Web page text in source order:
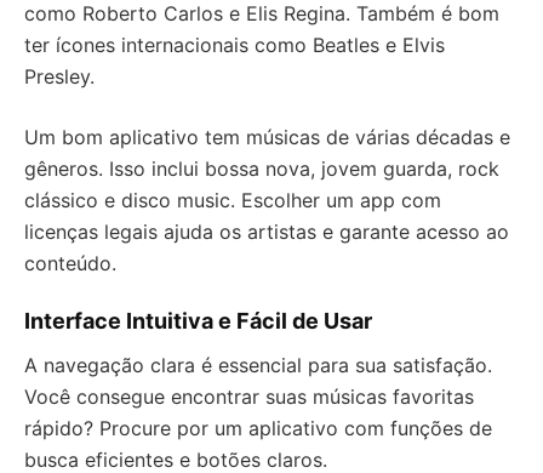
como Roberto Carlos e Elis Regina. Também é bom
ter ícones internacionais como Beatles e Elvis
Presley.
Um bom aplicativo tem músicas de várias décadas e
gêneros. Isso inclui bossa nova, jovem guarda, rock
clássico e disco music. Escolher um app com
licenças legais ajuda os artistas e garante acesso ao
conteúdo.
Interface Intuitiva e Fácil de Usar
A navegação clara é essencial para sua satisfação.
Você consegue encontrar suas músicas favoritas
rápido? Procure por um aplicativo com funções de
busca eficientes e botões claros.